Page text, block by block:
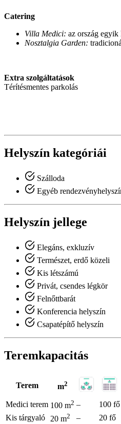
Catering
Villa Medici: az ország egyik
Nosztalgia Garden:
Extra szolgáltatások
Térítésmentes parkolás
Helyszín kategóriái
Szálloda
Egyéb
Helyszín jellege
Elegáns, exkluzív
Természet, erdő közeli
Kis létszámú
Privát, csendes légkör
Felnőttbarát
Konferencia helyszín
Csapatépítő helyszín
Teremkapacitás
Terem m2
Medici terem 100 m2 – 100 fő
Kis tárgyaló
20 m2 – 20 fő